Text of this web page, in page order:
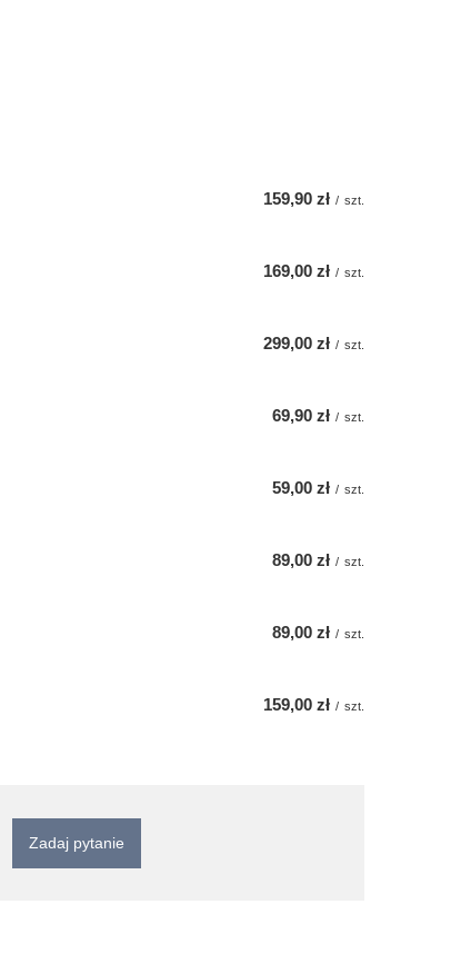
159,90 zł / szt.
169,00 zł / szt.
299,00 zł / szt.
69,90 zł / szt.
59,00 zł / szt.
89,00 zł / szt.
89,00 zł / szt.
159,00 zł / szt.
Zadaj pytanie